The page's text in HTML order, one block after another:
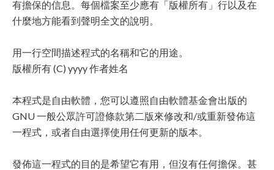
有擔保的信息。每個檔案至少應有「版權所有」行以及在
什麼地方能看到聲明全文的說明。
用一行空間描述程式的名稱和它的用途。
版權所有 (C) yyyy 作者姓名
本程式是自由軟體，您可以遵照自由軟體基金會出版的
GNU 一般公眾許可證條款第二版來修改和/或重新發佈這
一程式，或者自由選擇使用任何更新的版本。
發佈這一程式的目的是希望它有用，但沒有任何擔保。甚